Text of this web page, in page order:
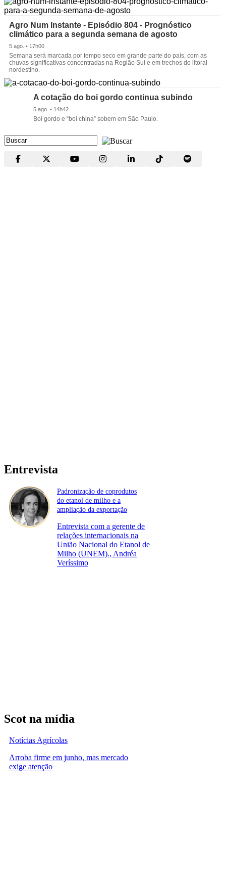
Agro Num Instante - Episódio 804 - Prognóstico
climático para a segunda semana de agosto
5 ago. • 17h00
Semana será marcada por tempo seco em grande parte do país, com as
chuvas significativas concentradas na Região Sul e em trechos do litoral
nordestino.
A cotação do boi gordo continua subindo
5 ago. • 14h42
Boi gordo e “boi china” sobem em São Paulo.
Entrevista
Padronização de coprodutos
do etanol de milho e a
ampliação da exportação
Entrevista com a gerente de
relações internacionais na
União Nacional do Etanol de
Milho (UNEM)., Andréa
Veríssimo
Scot na mídia
Notícias Agrícolas
Arroba firme em junho, mas mercado
exige atenção